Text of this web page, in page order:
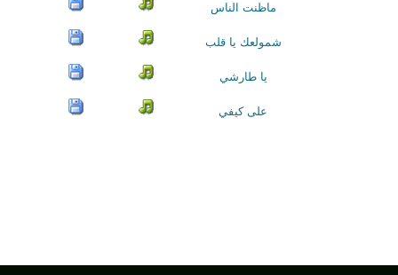
ماظنت الناس
شمولعك يا قلب
يا طارشي
على كيفي